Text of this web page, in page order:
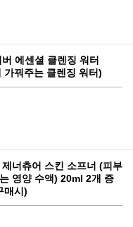
에센셜 클렌징 워터
꿔주는 클렌징 워터)
너츄어 스킨 소프너 (피부
영양 수액) 20ml 2개 증
매시)